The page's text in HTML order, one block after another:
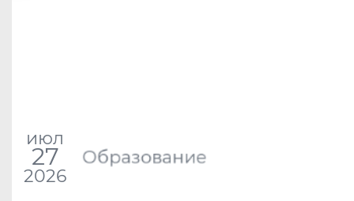
июл
27
2026
Образование